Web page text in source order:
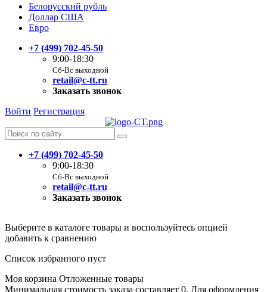
Белорусский рубль
Доллар США
Евро
+7 (499) 702-45-50
9:00-18:30
Сб-Вс выходной
retail@c-tt.ru
Заказать звонок
Войти Регистрация
+7 (499) 702-45-50
9:00-18:30
Сб-Вс выходной
retail@c-tt.ru
Заказать звонок
Выберите в каталоге товары и воспользуйтесь опцией
добавить к сравнению
Список избранного пуст
Моя корзина Отложенные товары
Минимальная стоимость заказа составляет 0. Для оформления